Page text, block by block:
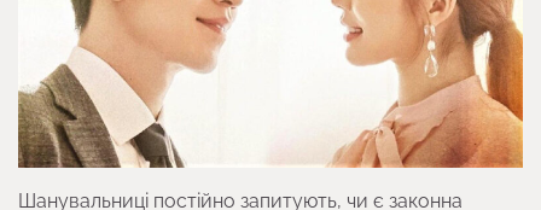
Шанувальниці постійно запитують, чи є законна